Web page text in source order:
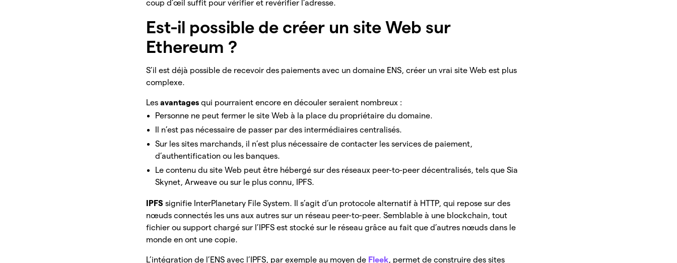
coup d’œil suffit pour vérifier et revérifier l’adresse.
Est-il possible de créer un site Web sur
Ethereum ?
S’il est déjà possible de recevoir des paiements avec un domaine ENS, créer un vrai site Web est plus
complexe.
Lesavantages qui pourraient encore en découler seraient nombreux :
Personne ne peut fermer le site Web à la place du propriétaire du domaine.
Il n’est pas nécessaire de passer par des intermédiaires centralisés.
Sur les sites marchands, il n’est plus nécessaire de contacter les services de paiement,
d’authentification ou les banques.
Le contenu du site Web peut être hébergé sur des réseaux peer-to-peer décentralisés, tels que Sia
Skynet, Arweave ou sur le plus connu, IPFS.
IPFS signifie InterPlanetary File System. Il s’agit d’un protocole alternatif à HTTP, qui repose sur des
nœuds connectés les uns aux autres sur un réseau peer-to-peer. Semblable à une blockchain, tout
fichier ou support chargé sur l’IPFS est stocké sur le réseau grâce au fait que d’autres nœuds dans le
monde en ont une copie.
L’intégration de l’ENS avec l’IPFS, par exemple au moyen de Fleek, permet de construire des sites